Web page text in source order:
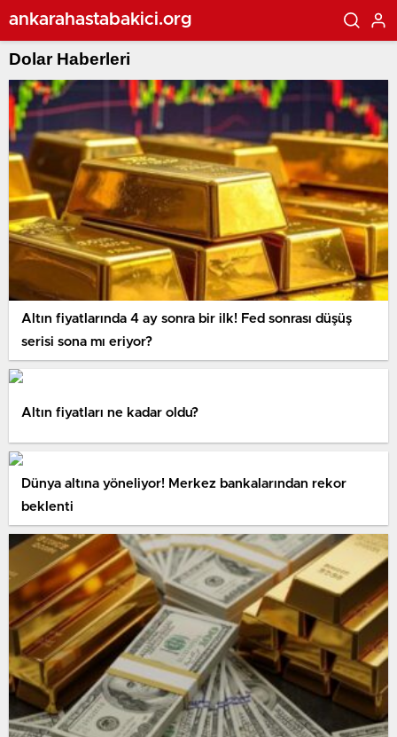
ankarahastabakici.org
Dolar Haberleri
Altın fiyatlarında 4 ay sonra bir ilk! Fed sonrası düşüş
serisi sona mı eriyor?
Altın fiyatları ne kadar oldu?
Dünya altına yöneliyor! Merkez bankalarından rekor
beklenti